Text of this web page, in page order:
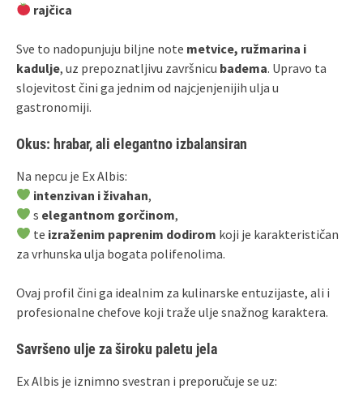
rajčica
Sve to nadopunjuju biljne note metvice, ružmarina i
kadulje, uz prepoznatljivu završnicu badema. Upravo ta
slojevitost čini ga jednim od najcjenjenijih ulja u
gastronomiji.
Okus: hrabar, ali elegantno izbalansiran
Na nepcu je Ex Albis:
intenzivan i živahan,
s elegantnom gorčinom,
te izraženim paprenim dodirom koji je karakterističan
za vrhunska ulja bogata polifenolima.
Ovaj profil čini ga idealnim za kulinarske entuzijaste, ali i
profesionalne chefove koji traže ulje snažnog karaktera.
Savršeno ulje za široku paletu jela
Ex Albis je iznimno svestran i preporučuje se uz: